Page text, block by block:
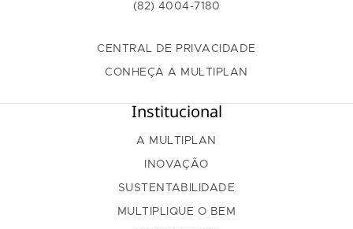
(82) 4004-7180
CENTRAL DE PRIVACIDADE
CONHEÇA A MULTIPLAN
Institucional
A MULTIPLAN
INOVAÇÃO
SUSTENTABILIDADE
MULTIPLIQUE O BEM